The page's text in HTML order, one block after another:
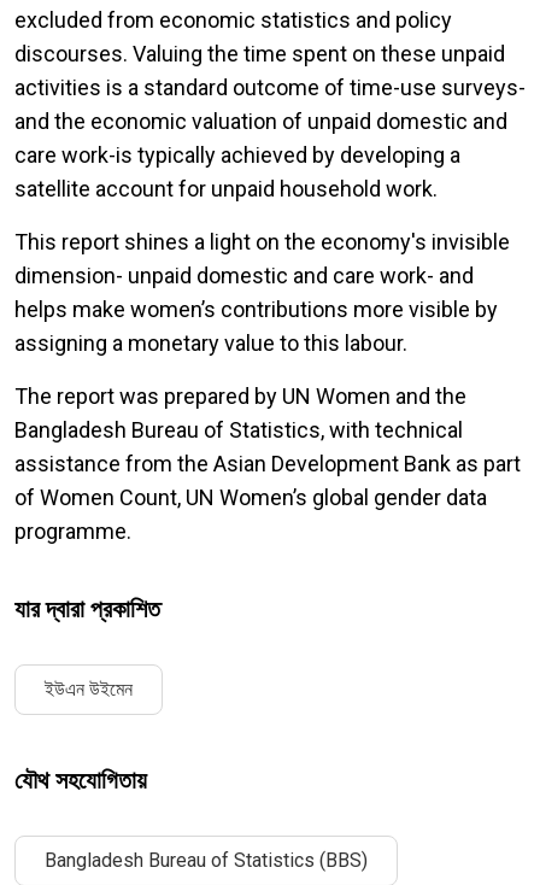
excluded from economic statistics and policy
discourses. Valuing the time spent on these unpaid
activities is a standard outcome of time-use surveys-
and the economic valuation of unpaid domestic and
care work-is typically achieved by developing a
satellite account for unpaid household work.
This report shines a light on the economy's invisible
dimension- unpaid domestic and care work- and
helps make women’s contributions more visible by
assigning a monetary value to this labour.
The report was prepared by UN Women and the
Bangladesh Bureau of Statistics, with technical
assistance from the Asian Development Bank as part
of Women Count, UN Women’s global gender data
programme.
যার দ্বারা প্রকাশিত
ইউএন উইমেন
যৌথ সহযোগিতায়
Bangladesh Bureau of Statistics (BBS)